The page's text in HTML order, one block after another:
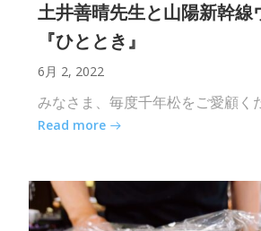
土井善晴先生と山陽新幹線
『ひととき』
6月 2, 2022
みなさま、毎度千年松をご愛顧く
Read more